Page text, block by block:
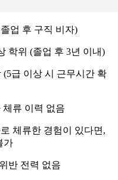
업 후 구직 비자)
학위 (졸업 후 3년 이내)
(5급 이상 시 근무시간 확
체류 이력 없음
체류한 경험이 있다면,
가
반 전력 없음